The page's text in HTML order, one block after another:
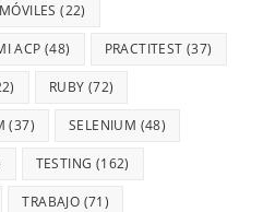
MÓVILES (22)
ACP (48) PRACTITEST (37)
RUBY (72)
(37) SELENIUM (48)
TESTING (162)
TRABAJO (71)